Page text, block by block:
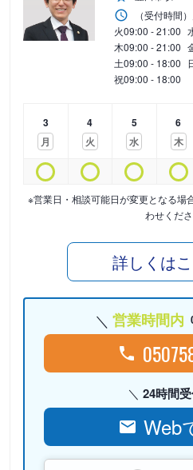
（受付時間）
火09:00 - 21:00
木09:00 - 21:00
土09:00 - 18:00
祝09:00 - 18:00
3
月
4
火
5
水
6
木
※営業日・相談可能日が変更となる場
わせくださ
詳しくは
営業時間内
24時間
Web